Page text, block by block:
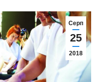
Серп
25
2018